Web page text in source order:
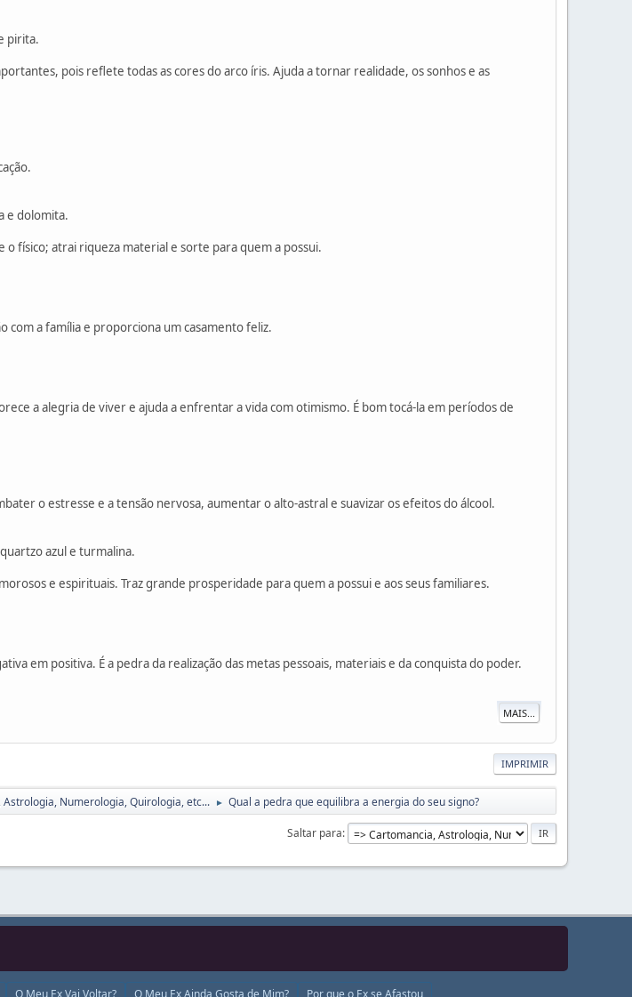
pirita.
pois reflete todas as cores do arco íris. Ajuda a tornar realidade, os sonhos e as
e dolomita.
físico; atrai riqueza material e sorte para quem a possui.
com a família e proporciona um casamento feliz.
a alegria de viver e ajuda a enfrentar a vida com otimismo. É bom tocá-la em períodos de
o estresse e a tensão nervosa, aumentar o alto-astral e suavizar os efeitos do álcool.
azul e turmalina.
e espirituais. Traz grande prosperidade para quem a possui e aos seus familiares.
em positiva. É a pedra da realização das metas pessoais, materiais e da conquista do poder.
MAIS...
IMPRIMIR
Numerologia, Quirologia, etc... ► Qual a pedra que equilibra a energia do seu signo?
Saltar para